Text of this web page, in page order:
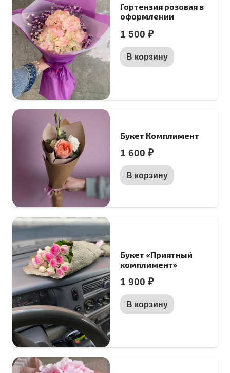
Гортензия розовая в
оформлении
1 500 ₽
В корзину
Букет Комплимент
1 600 ₽
В корзину
Букет «Приятный
комплимент»
1 900 ₽
В корзину